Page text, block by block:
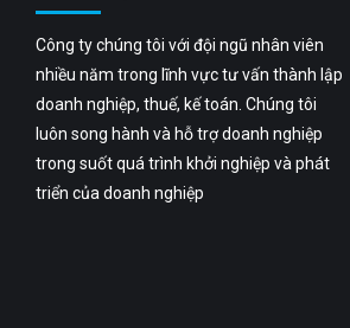
Công ty chúng tôi với đội ngũ nhân viên
nhiều năm trong lĩnh vực tư vấn thành lập
doanh nghiệp, thuế, kế toán. Chúng tôi
luôn song hành và hỗ trợ doanh nghiệp
trong suốt quá trình khởi nghiệp và phát
triển của doanh nghiệp